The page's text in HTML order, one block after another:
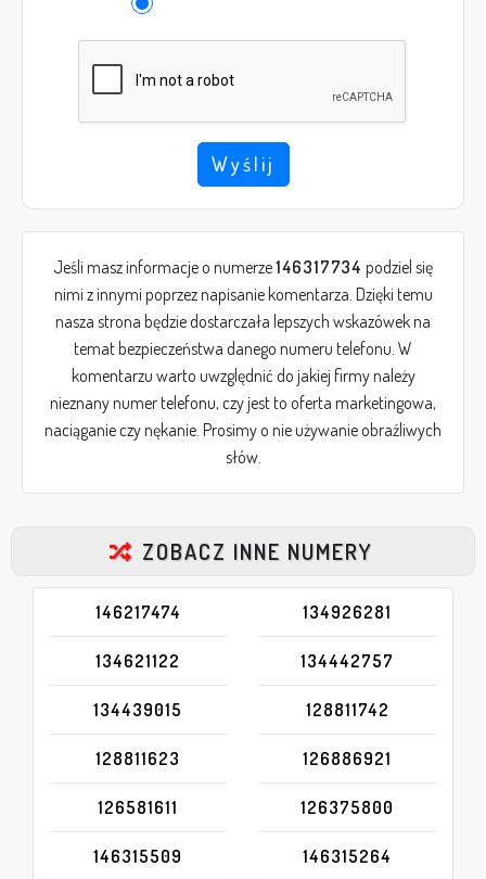
Wyślij
Jeśli masz informacje o numerze146317734 podziel się
nimi z innymi poprzez napisanie komentarza. Dzięki temu
nasza strona będzie dostarczała lepszych wskazówek na
temat bezpieczeństwa danego numeru telefonu. W
komentarzu warto uwzględnić do jakiej firmy należy
nieznany numer telefonu, czy jest to oferta marketingowa,
naciąganie czy nękanie. Prosimy o nie używanie obraźliwych
słów.
ZOBACZ INNE NUMERY
146217474 134926281
134621122 134442757
134439015 128811742
128811623 126886921
126581611 126375800
146315509 146315264